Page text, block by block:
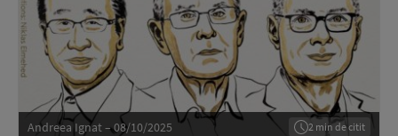
Andreea Ignat – 08/10/2025 2 min de citit